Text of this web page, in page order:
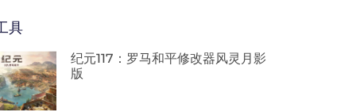
具
纪元117：罗马和平修改器风灵月影
版